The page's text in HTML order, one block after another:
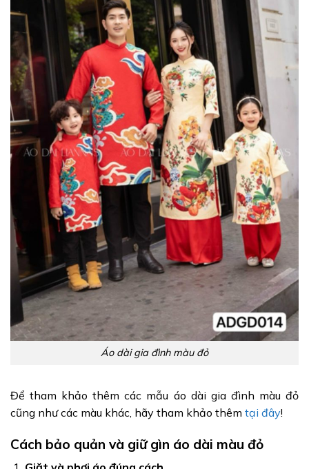
Áo dài gia đình màu đỏ
Để tham khảo thêm các mẫu áo dài gia đình màu đỏ
cũng như các màu khác, hãy tham khảo thêm tại đây!
Cách bảo quản và giữ gìn áo dài màu đỏ